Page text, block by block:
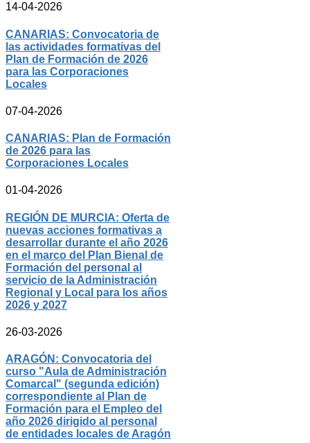
14-04-2026
CANARIAS: Convocatoria de
las actividades formativas del
Plan de Formación de 2026
para las Corporaciones
Locales
07-04-2026
CANARIAS: Plan de Formación
de 2026 para las
Corporaciones Locales
01-04-2026
REGIÓN DE MURCIA: Oferta de
nuevas acciones formativas a
desarrollar durante el año 2026
en el marco del Plan Bienal de
Formación del personal al
servicio de la Administración
Regional y Local para los años
2026 y 2027
26-03-2026
ARAGÓN: Convocatoria del
curso "Aula de Administración
Comarcal" (segunda edición)
correspondiente al Plan de
Formación para el Empleo del
año 2026 dirigido al personal
de entidades locales de Aragón